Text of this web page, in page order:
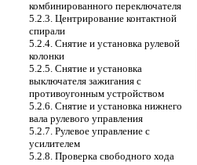
комбинированного переключателя
5.2.3. Центрирование контактной
спирали
5.2.4. Снятие и установка рулевой
колонки
5.2.5. Снятие и установка
выключателя зажигания с
противоугонным устройством
5.2.6. Снятие и установка нижнего
вала рулевого управления
5.2.7. Рулевое управление с
усилителем
5.2.8. Проверка свободного хода